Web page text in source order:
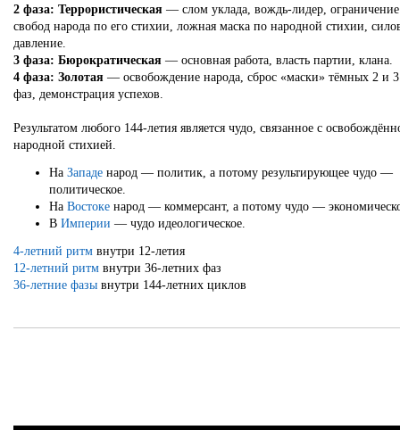
2 фаза: Террористическая — слом уклада, вождь-лидер, ограничение
свобод народа по его стихии, ложная маска по народной стихии,
давление.
3 фаза: Бюрократическая — основная работа, власть партии, клана.
4 фаза: Золотая — освобождение народа, сброс «маски» тёмных 2 и 3
фаз, демонстрация успехов.
Результатом любого 144-летия является чудо, связанное с
народной стихией.
На Западе народ — политик, а потому результирующее чудо —
политическое.
На Востоке народ — коммерсант, а потому чудо —
В Империи — чудо идеологическое.
4-летний ритм внутри 12-летия
12-летний ритм внутри 36-летних фаз
36-летние фазы внутри 144-летних циклов